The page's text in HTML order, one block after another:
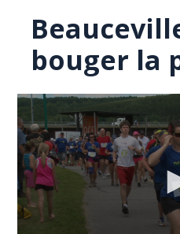
bouger la